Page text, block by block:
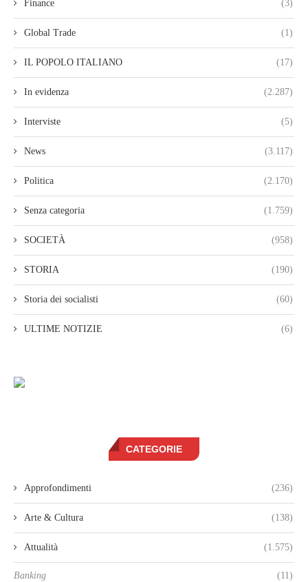
Finance (3)
Global Trade (1)
IL POPOLO ITALIANO (17)
In evidenza (2.287)
Interviste (5)
News (3.117)
Politica (2.170)
Senza categoria (1.759)
SOCIETÀ (958)
STORIA (190)
Storia dei socialisti (60)
ULTIME NOTIZIE (6)
CATEGORIE
Approfondimenti (236)
Arte & Cultura (138)
Attualità (1.575)
Banking (11)